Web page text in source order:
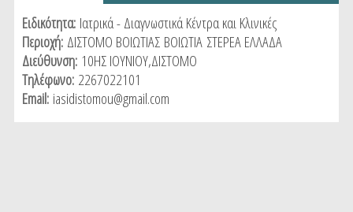
tab)
Ειδικότητα: Ιατρικά - Διαγνωστικά Κέντρα και Κλινικές
Περιοχή: ΔΙΣΤΟΜΟ ΒΟΙΩΤΙΑΣ ΒΟΙΩΤΙΑ ΣΤΕΡΕΑ ΕΛΛΑΔΑ
Διεύθυνση: 10ΗΣ ΙΟΥΝΙΟΥ,ΔΙΣΤΟΜΟ
Τηλέφωνο: 2267022101
Email: iasidistomou@gmail.com